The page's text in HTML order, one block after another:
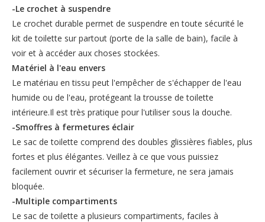
-Le crochet à suspendre
Le crochet durable permet de suspendre en toute sécurité le
kit de toilette sur partout (porte de la salle de bain), facile à
voir et à accéder aux choses stockées.
Matériel à l'eau envers
Le matériau en tissu peut l'empêcher de s'échapper de l'eau
humide ou de l'eau, protégeant la trousse de toilette
intérieure.Il est très pratique pour l'utiliser sous la douche.
-Smoffres à fermetures éclair
Le sac de toilette comprend des doubles glissières fiables, plus
fortes et plus élégantes. Veillez à ce que vous puissiez
facilement ouvrir et sécuriser la fermeture, ne sera jamais
bloquée.
-Multiple compartiments
Le sac de toilette a plusieurs compartiments, faciles à